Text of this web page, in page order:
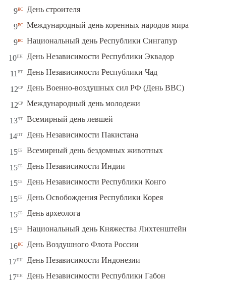
9вс День строителя
9вс Международный день коренных народов мира
9вс Национальный день Республики Сингапур
10пн День Независимости Республики Эквадор
11 вт День Независимости Республики Чад
12ср День Военно-воздушных сил РФ (День ВВС)
12ср Международный день молодежи
13чт Всемирный день левшей
14пт День Независимости Пакистана
15сб Всемирный день бездомных животных
15сб День Независимости Индии
15сб День Независимости Республики Конго
15сб День Освобождения Республики Корея
15сб День археолога
15сб Национальный день Княжества Лихтенштейн
16вс День Воздушного Флота России
17пн День Независимости Индонезии
17пн День Независимости Республики Габон